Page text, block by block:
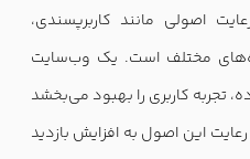
اصولی مانند کاربرپسندی،
مختلف است. یک وب‌سایت
تجربه کاربری را بهبود می‌بخشد
این اصول به افزایش بازدید